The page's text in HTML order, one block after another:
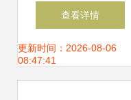
攻丝机与自动加油
吹气一体攻丝机震
查看详情
更新时间：2026-08-06
08:47:41